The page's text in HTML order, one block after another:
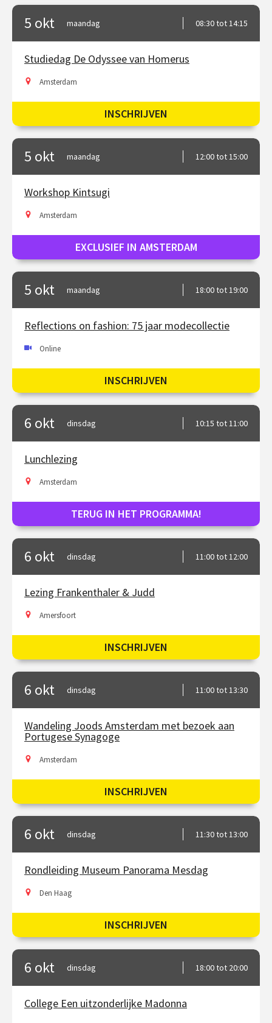
5 okt maandag 08:30 tot 14:15
Studiedag De Odyssee van Homerus
Amsterdam
INSCHRIJVEN
5 okt maandag 12:00 tot 15:00
Workshop Kintsugi
Amsterdam
EXCLUSIEF IN AMSTERDAM
5 okt maandag 18:00 tot 19:00
Reflections on fashion: 75 jaar modecollectie
Online
INSCHRIJVEN
6 okt dinsdag 10:15 tot 11:00
Lunchlezing
Amsterdam
TERUG IN HET PROGRAMMA!
6 okt dinsdag 11:00 tot 12:00
Lezing Frankenthaler & Judd
Amersfoort
INSCHRIJVEN
6 okt dinsdag 11:00 tot 13:30
Wandeling Joods Amsterdam met bezoek aan
Portugese Synagoge
Amsterdam
INSCHRIJVEN
6 okt dinsdag 11:30 tot 13:00
Rondleiding Museum Panorama Mesdag
Den Haag
INSCHRIJVEN
6 okt dinsdag 18:00 tot 20:00
College Een uitzonderlijke Madonna